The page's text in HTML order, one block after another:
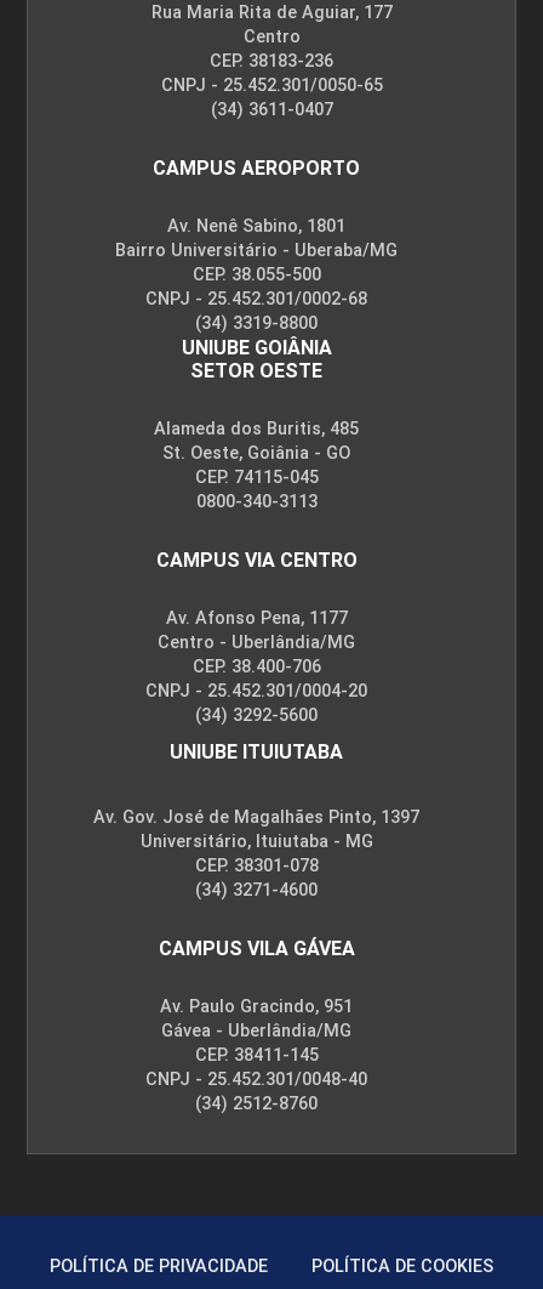
Rua Maria Rita de Aguiar, 177
Centro
CEP. 38183-236
CNPJ - 25.452.301/0050-65
(34) 3611-0407
CAMPUS AEROPORTO
Av. Nenê Sabino, 1801
Bairro Universitário - Uberaba/MG
CEP. 38.055-500
CNPJ - 25.452.301/0002-68
(34) 3319-8800
UNIUBE GOIÂNIA
SETOR OESTE
Alameda dos Buritis, 485
St. Oeste, Goiânia - GO
CEP. 74115-045
0800-340-3113
CAMPUS VIA CENTRO
Av. Afonso Pena, 1177
Centro - Uberlândia/MG
CEP. 38.400-706
CNPJ - 25.452.301/0004-20
(34) 3292-5600
UNIUBE ITUIUTABA
Av. Gov. José de Magalhães Pinto, 1397
Universitário, Ituiutaba - MG
CEP. 38301-078
(34) 3271-4600
CAMPUS VILA GÁVEA
Av. Paulo Gracindo, 951
Gávea - Uberlândia/MG
CEP. 38411-145
CNPJ - 25.452.301/0048-40
(34) 2512-8760
POLÍTICA DE PRIVACIDADE POLÍTICA DE COOKIES